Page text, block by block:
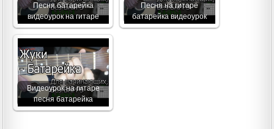
Песня батарейка
видеоурок на гитаре
Песня на гитаре
батарейка видеоурок
Видеоурок на гитаре
песня батарейка